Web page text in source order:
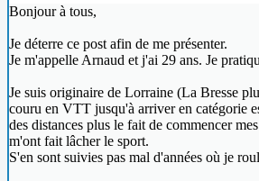
Bonjour à tous,
Je déterre ce post afin de me présenter.
Je m'appelle Arnaud et j'ai 29 ans. Je
Je suis originaire de Lorraine (La Bresse
couru en VTT jusqu'à arriver en catégorie
des distances plus le fait de commencer
m'ont fait lâcher le sport.
S'en sont suivies pas mal d'années où je